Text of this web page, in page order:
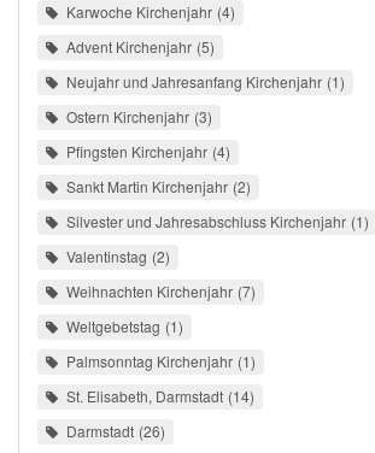
Karwoche Kirchenjahr 4
Advent Kirchenjahr 5
Neujahr und Jahresanfang Kirchenjahr 1
Ostern Kirchenjahr 3
Pfingsten Kirchenjahr 4
Sankt Martin Kirchenjahr 2
Silvester und Jahresabschluss Kirchenjahr 1
Valentinstag 2
Weihnachten Kirchenjahr 7
Weltgebetstag 1
Palmsonntag Kirchenjahr 1
St. Elisabeth, Darmstadt 14
Darmstadt 26